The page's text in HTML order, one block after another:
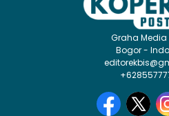
Graha Media
Bogor -